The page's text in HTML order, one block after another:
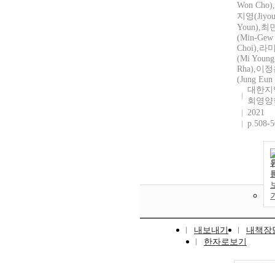
Won
지영
Youn),최
(Min-Gew
Choi),라
(Mi Young
Rha),이정
(Jung Eun
대한지
회영
2021
p.508-
내보내기
내책장
한자로보기